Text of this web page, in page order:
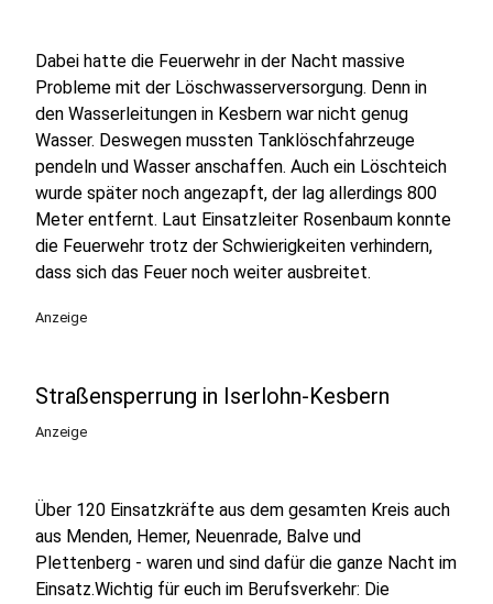
Dabei hatte die Feuerwehr in der Nacht massive
Probleme mit der Löschwasserversorgung. Denn in
den Wasserleitungen in Kesbern war nicht genug
Wasser. Deswegen mussten Tanklöschfahrzeuge
pendeln und Wasser anschaffen. Auch ein Löschteich
wurde später noch angezapft, der lag allerdings 800
Meter entfernt. Laut Einsatzleiter Rosenbaum konnte
die Feuerwehr trotz der Schwierigkeiten verhindern,
dass sich das Feuer noch weiter ausbreitet.
Anzeige
Straßensperrung in Iserlohn-Kesbern
Anzeige
Über 120 Einsatzkräfte aus dem gesamten Kreis auch
aus Menden, Hemer, Neuenrade, Balve und
Plettenberg - waren und sind dafür die ganze Nacht im
Einsatz.Wichtig für euch im Berufsverkehr: Die